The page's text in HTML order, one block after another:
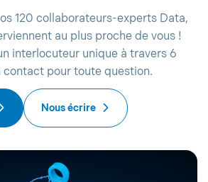
120 collaborateurs-experts Data,
au plus proche de vous !
interlocuteur unique à travers 6
contact pour toute question.
Nous écrire